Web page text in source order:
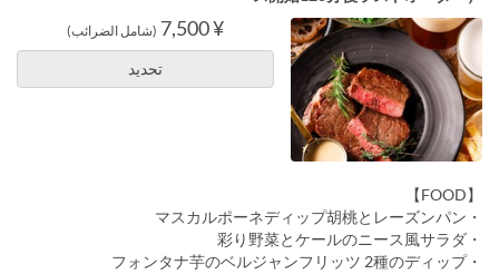
¥ 7,500 (شامل الضرائب)
تحديد
【FOOD】
・マスカルポーネディップ胡桃とレーズンパン
・彩り野菜とケールのニース風サラダ
・フォンタナ芋のベルジャンフリッツ 2種のディップ